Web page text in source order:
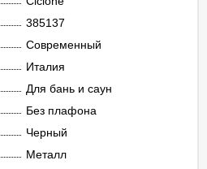
385137
Современный
Италия
Для бань и саун
Без плафона
Черный
Металл